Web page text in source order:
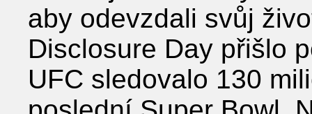
aby odevzdali svůj
Disclosure Day přišlo
UFC sledovalo 130